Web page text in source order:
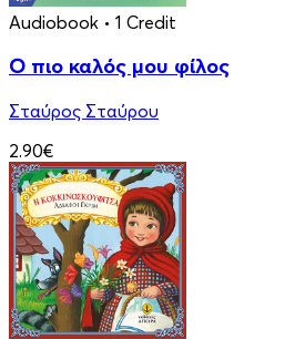
Audiobook • 1 Credit
Ο πιο καλός μου φίλος
Σταύρος Σταύρου
2.90€